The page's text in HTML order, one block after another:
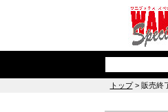
トップ> 販売終